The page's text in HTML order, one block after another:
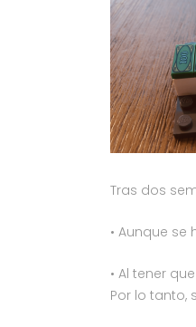
Tras dos
• Aunque
• Al tener
Por lo tanto,